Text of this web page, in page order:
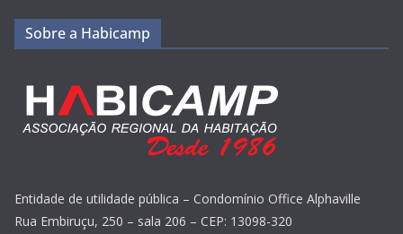
Sobre a Habicamp
Entidade de utilidade pública – Condomínio Office Alphaville
Rua Embiruçu, 250 – sala 206 – CEP: 13098-320